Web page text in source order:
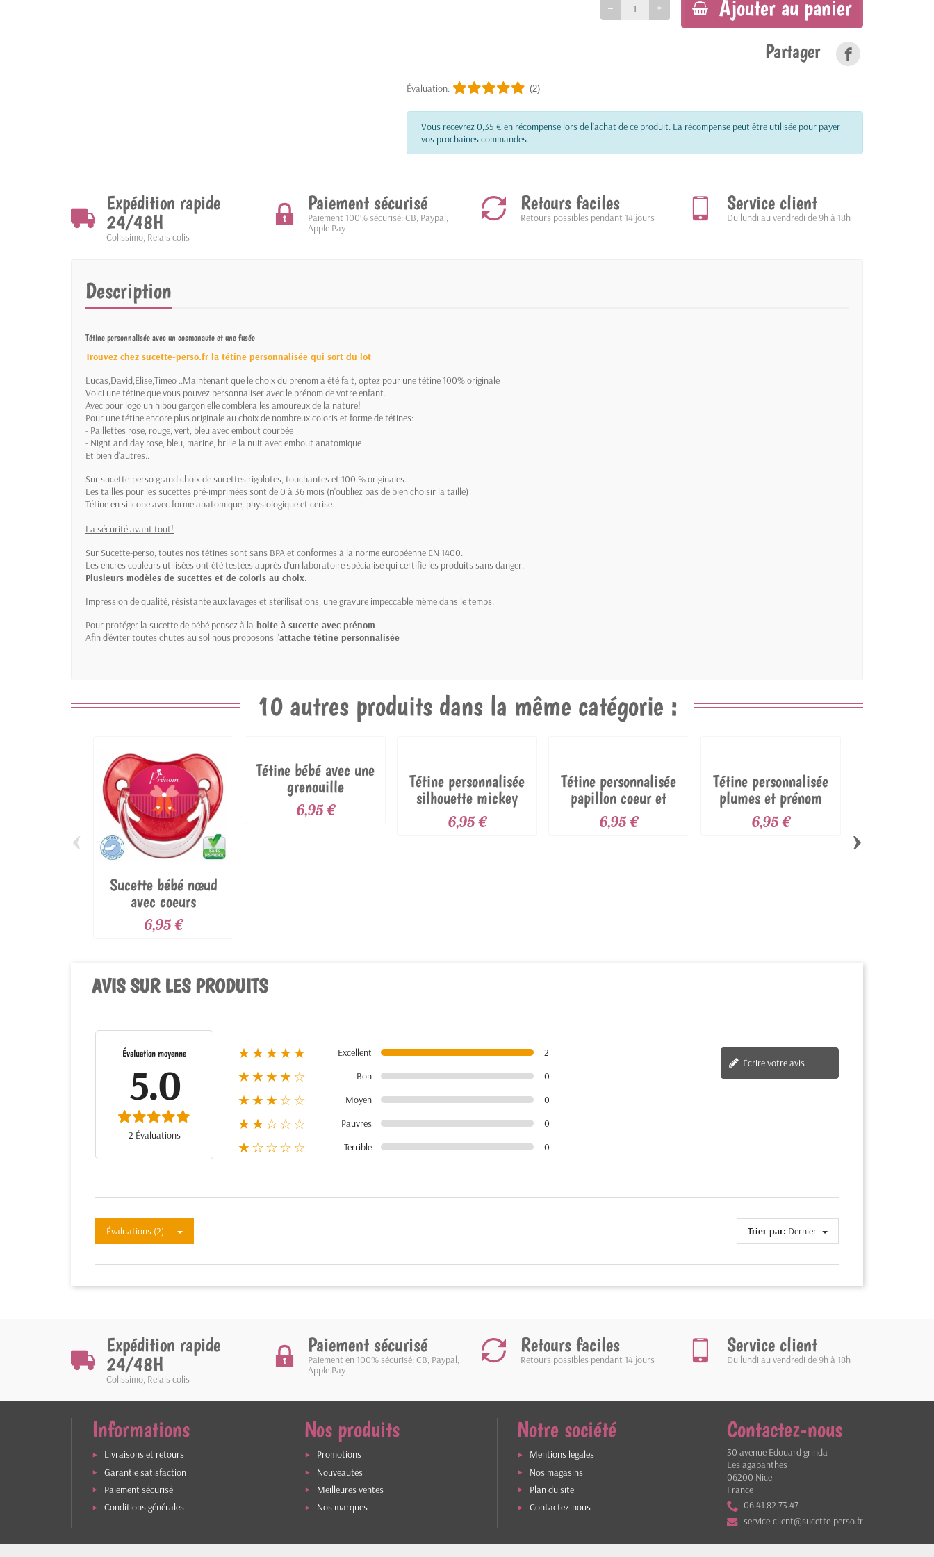
Ajouter au panier
Partager
Évaluation: (2)
Vous recevrez 0,35 € en récompense lors de l'achat de ce produit. La récompense peut être utilisée pour payer
vos prochaines commandes.
Expédition rapide
24/48H
Colissimo, Relais colis
Paiement sécurisé
Paiement 100% sécurisé: CB, Paypal,
Apple Pay
Retours faciles
Retours possibles pendant 14 jours
Service client
Du lundi au vendredi de 9h à 18h
Description
Tétine personnalisée avec un cosmonaute et une fusée
Trouvez chez sucette-perso.fr la tétine personnalisée qui sort du lot
Lucas,David,Elise,Timéo ..Maintenant que le choix du prénom a été fait, optez pour une tétine 100% originale
Voici une tétine que vous pouvez personnaliser avec le prénom de votre enfant.
Avec pour logo un hibou garçon elle comblera les amoureux de la nature!
Pour une tétine encore plus originale au choix de nombreux coloris et forme de tétines:
- Paillettes rose, rouge, vert, bleu avec embout courbée
- Night and day rose, bleu, marine, brille la nuit avec embout anatomique
Et bien d'autres..
Sur sucette-perso grand choix de sucettes rigolotes, touchantes et 100 % originales.
Les tailles pour les sucettes pré-imprimées sont de 0 à 36 mois (n'oubliez pas de bien choisir la taille)
Tétine en silicone avec forme anatomique, physiologique et cerise.
La sécurité avant tout!
Sur Sucette-perso, toutes nos tétines sont sans BPA et conformes à la norme européenne EN 1400.
Les encres couleurs utilisées ont été testées auprès d'un laboratoire spécialisé qui certifie les produits sans danger.
Plusieurs modèles de sucettes et de coloris au choix.
Impression de qualité, résistante aux lavages et stérilisations, une gravure impeccable même dans le temps.
Pour protéger la sucette de bébé pensez à la boite à sucette avec prénom
Afin d'éviter toutes chutes au sol nous proposons l'attache tétine personnalisée
10 autres produits dans la même catégorie :
Sucette bébé nœud
avec coeurs
6,95 €
Tétine bébé avec une
grenouille
6,95 €
Tétine personnalisée
silhouette mickey
6,95 €
Tétine personnalisée
papillon coeur et
prénom
6,95 €
Tétine personnalisée
plumes et prénom
6,95 €
‹ ›
AVIS SUR LES PRODUITS
Évaluation moyenne
5.0
2 Évaluations
★★★★★ Excellent 2
★★★★☆ Bon 0
★★★☆☆ Moyen 0
★★☆☆☆ Pauvres 0
★☆☆☆☆ Terrible 0
Écrire votre avis
Évaluations (2) Trier par: Dernier
Expédition rapide
24/48H
Colissimo, Relais colis
Paiement sécurisé
Paiement en 100% sécurisé: CB, Paypal,
Apple Pay
Retours faciles
Retours possibles pendant 14 jours
Service client
Du lundi au vendredi de 9h à 18h
Informations
Livraisons et retours
Garantie satisfaction
Paiement sécurisé
Conditions générales
Nos produits
Promotions
Nouveautés
Meilleures ventes
Nos marques
Notre société
Mentions légales
Nos magasins
Plan du site
Contactez-nous
Contactez-nous
30 avenue Edouard grinda
Les agapanthes
06200 Nice
France
06.41.82.73.47
service-client@sucette-perso.fr